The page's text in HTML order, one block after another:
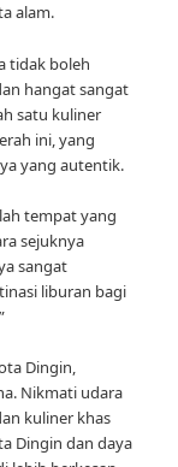
alam.
tidak boleh
hangat sangat
satu kuliner
ini, yang
yang autentik.
tempat yang
sejuknya
sangat
liburan bagi
Dingin,
Nikmati udara
kuliner khas
Dingin dan daya